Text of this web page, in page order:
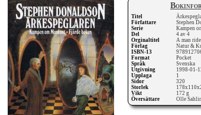
Titel
Författare
Stephen
Serie
Kampen
Del
4 av 4
Orginaltitel
A man
Förlag
Natur &
ISBN-13
Format
Pocket
Språk
Svenska
Utgivning
1998-01-
Upplaga
1
Sidor
320
Storlek
Vikt
172 g
Översättare
Olle